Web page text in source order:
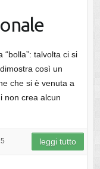
talvolta ci si
così un
che si è venuta a
non crea alcun
leggi tutto